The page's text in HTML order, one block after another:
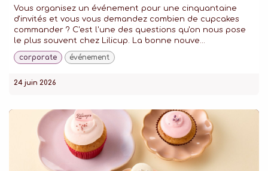
Vous organisez un événement pour une cinquantaine
d'invités et vous vous demandez combien de cupcakes
commander ? C'est l'une des questions qu'on nous pose
le plus souvent chez Lilicup. La bonne nouve...
corporate événement
24 juin 2026